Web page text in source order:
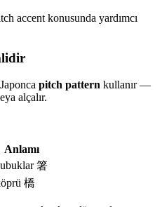
accent konusunda yardımcı
pitch pattern kullanır —
alçalır.
Anlamı
箸
橋